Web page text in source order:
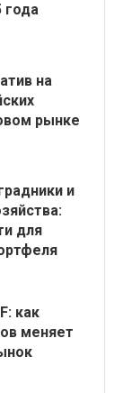
года
на
рынке
и
для
как
меняет